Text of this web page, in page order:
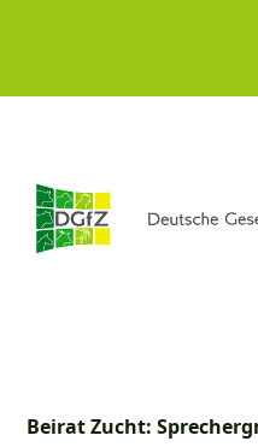
Beirat Zucht: